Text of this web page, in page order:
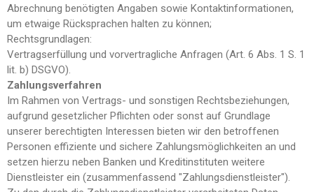
Abrechnung benötigten Angaben sowie Kontaktinformationen,
um etwaige Rücksprachen halten zu können;
Rechtsgrundlagen:
Vertragserfüllung und vorvertragliche Anfragen (Art. 6 Abs. 1 S. 1
lit. b) DSGVO).
Zahlungsverfahren
Im Rahmen von Vertrags- und sonstigen Rechtsbeziehungen,
aufgrund gesetzlicher Pflichten oder sonst auf Grundlage
unserer berechtigten Interessen bieten wir den betroffenen
Personen effiziente und sichere Zahlungsmöglichkeiten an und
setzen hierzu neben Banken und Kreditinstituten weitere
Dienstleister ein (zusammenfassend "Zahlungsdienstleister").